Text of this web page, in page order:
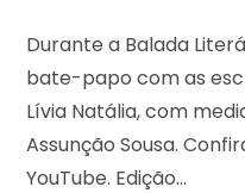
Durante a Balada
bate-papo com as
Lívia Natália, com
Assunção Sousa.
YouTube. Edição…